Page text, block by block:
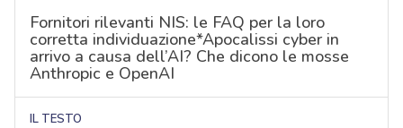
Fornitori rilevanti NIS: le FAQ per la loro
corretta individuazione*Apocalissi cyber in
arrivo a causa dell’AI? Che dicono le mosse
Anthropic e OpenAI
IL TESTO